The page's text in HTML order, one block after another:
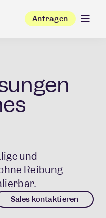
Anfragen
und
Reibung –
Sales kontaktieren